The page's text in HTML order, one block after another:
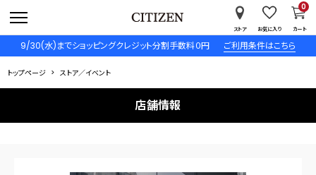
9/30(水)までショッピングクレジット分割手数料０円 ご利用条件はこちら
ストア お気に入り カート
0
トップページ ストア／イベント
店舗情報